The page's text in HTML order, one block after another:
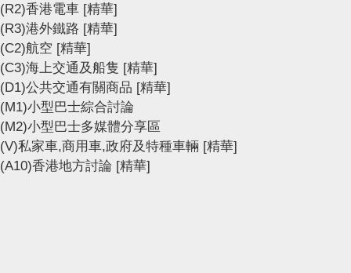
(R2)香港電車 [精華]
(R3)港外鐵路 [精華]
(C2)航空 [精華]
(C3)海上交通及船隻 [精華]
(D1)公共交通有關商品 [精華]
(M1)小型巴士綜合討論
(M2)小型巴士多媒體分享區
(V)私家車,商用車,政府及特種車輛 [精華]
(A10)香港地方討論 [精華]